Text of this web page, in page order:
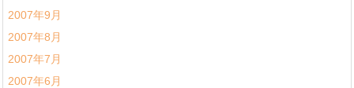
2007年9月
2007年8月
2007年7月
2007年6月